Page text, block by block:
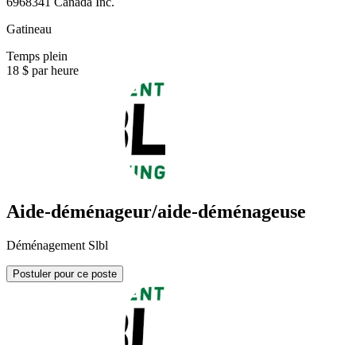
Gatineau
Temps plein
18 $ par heure
Aide-déménageur/aide-déménageuse
Déménagement Slbl
Postuler pour ce poste